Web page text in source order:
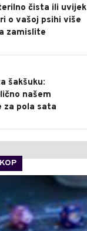
čista ili uvijek
o vašoj psihi više
zamislite
šakšuku:
našem
za pola sata